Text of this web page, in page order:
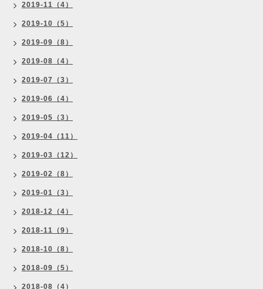
2019-11（4）
2019-10（5）
2019-09（8）
2019-08（4）
2019-07（3）
2019-06（4）
2019-05（3）
2019-04（11）
2019-03（12）
2019-02（8）
2019-01（3）
2018-12（4）
2018-11（9）
2018-10（8）
2018-09（5）
2018-08（4）